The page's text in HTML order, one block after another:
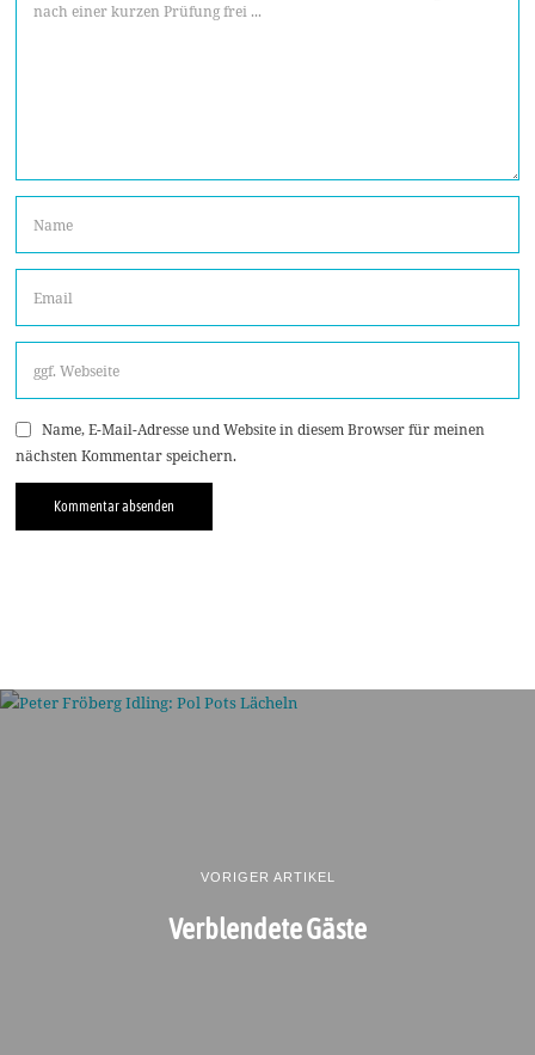
Name, E-Mail-Adresse und Website in diesem Browser für meinen
nächsten Kommentar speichern.
VORIGER ARTIKEL
Verblendete Gäste